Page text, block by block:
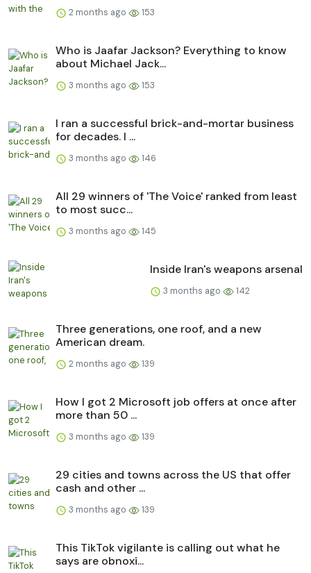
2 months ago 153
Who is Jaafar Jackson? Everything to know
about Michael Jack...
3 months ago 153
I ran a successful brick-and-mortar business
for decades. I ...
3 months ago 146
All 29 winners of 'The Voice' ranked from least
to most succ...
3 months ago 145
Inside Iran's weapons arsenal
3 months ago 142
Three generations, one roof, and a new
American dream.
2 months ago 139
How I got 2 Microsoft job offers at once after
more than 50 ...
3 months ago 139
29 cities and towns across the US that offer
cash and other ...
3 months ago 139
This TikTok vigilante is calling out what he
says are obnoxi...